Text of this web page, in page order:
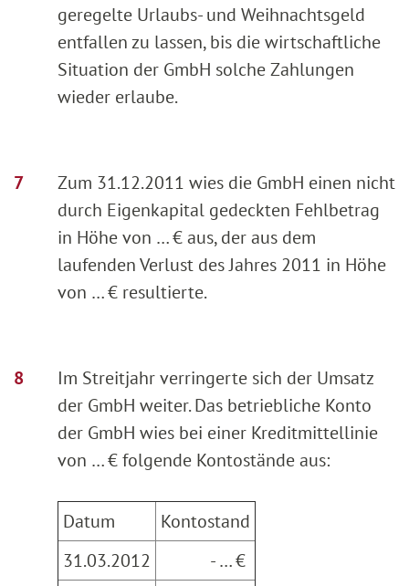
geregelte Urlaubs- und Weihnachtsgeld
entfallen zu lassen, bis die wirtschaftliche
Situation der GmbH solche Zahlungen
wieder erlaube.
Zum 31.12.2011 wies die GmbH einen nicht
durch Eigenkapital gedeckten Fehlbetrag
in Höhe von … € aus, der aus dem
laufenden Verlust des Jahres 2011 in Höhe
von … € resultierte.
Im Streitjahr verringerte sich der Umsatz
der GmbH weiter. Das betriebliche Konto
der GmbH wies bei einer Kreditmittellinie
von … € folgende Kontostände aus:
Datum
Kontostand
31.03.2012
- … €